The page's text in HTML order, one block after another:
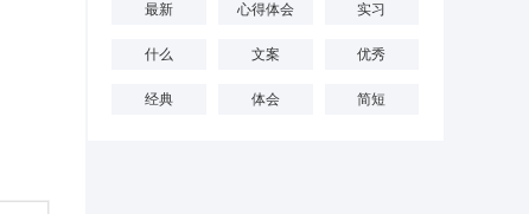
最新 心得体会 实习
什么 文案 优秀
经典 体会 简短